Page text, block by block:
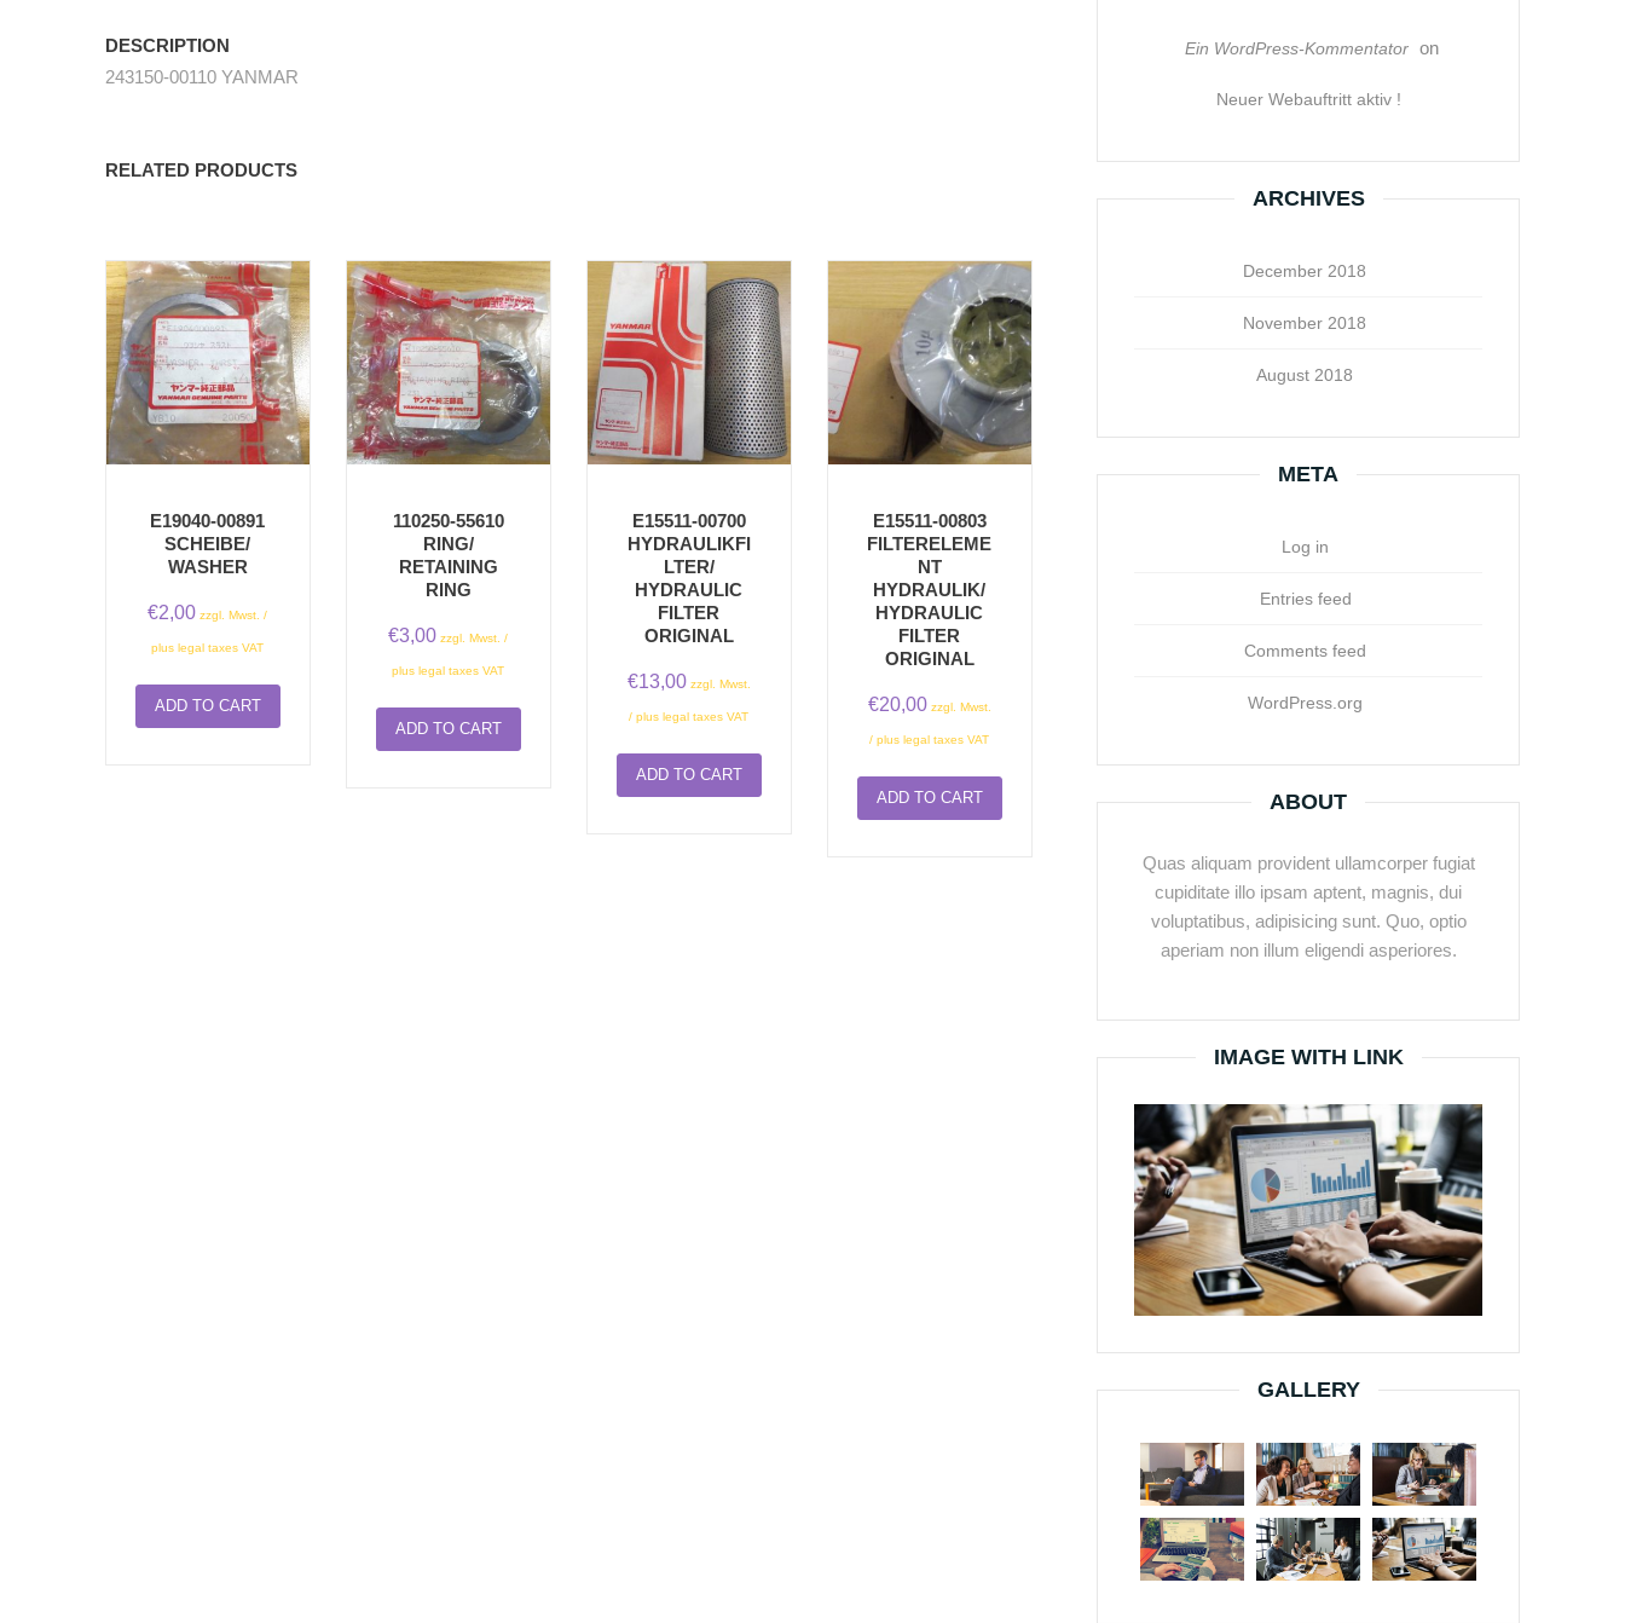
DESCRIPTION
243150-00110 YANMAR
RELATED PRODUCTS
E19040-00891
SCHEIBE/
WASHER
€2,00 zzgl. Mwst. /
plus legal taxes VAT
ADD TO CART
110250-55610
RING/
RETAINING
RING
€3,00 zzgl. Mwst. /
plus legal taxes VAT
ADD TO CART
E15511-00700
HYDRAULIKFI
LTER/
HYDRAULIC
FILTER
ORIGINAL
€13,00 zzgl. Mwst.
/ plus legal taxes VAT
ADD TO CART
E15511-00803
FILTERELEME
NT
HYDRAULIK/
HYDRAULIC
FILTER
ORIGINAL
€20,00 zzgl. Mwst.
/ plus legal taxes VAT
ADD TO CART
Ein WordPress-Kommentator on
Neuer Webauftritt aktiv !
ARCHIVES
December 2018
November 2018
August 2018
META
Log in
Entries feed
Comments feed
WordPress.org
ABOUT
Quas aliquam provident ullamcorper fugiat
cupiditate illo ipsam aptent, magnis, dui
voluptatibus, adipisicing sunt. Quo, optio
aperiam non illum eligendi asperiores.
IMAGE WITH LINK
GALLERY